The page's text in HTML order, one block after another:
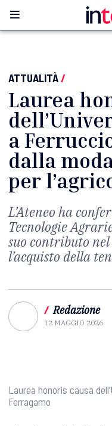
ATTUALITÀ/
Laurea
a
dalla
per
L’Ateneo ha
Tecnologie
suo contributo
l’acquisto della
/ Redazione
12 MAGGIO 2026
Laurea honoris causa
Ferragamo